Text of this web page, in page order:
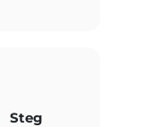
Steg